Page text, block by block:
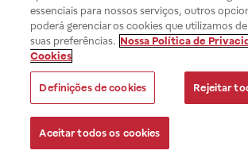
essenciais para nossos serviços, outros
poderá gerenciar os cookies que utilizamos
suas preferências. Nossa Política de
Cookies
Definições de cookies Rejeitar
Aceitar todos os cookies